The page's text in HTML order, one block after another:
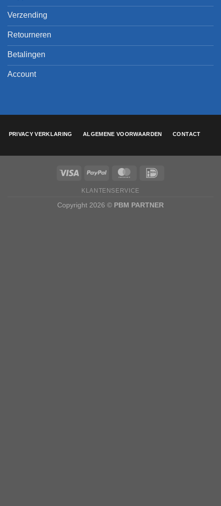
Verzending
Retourneren
Betalingen
Account
PRIVACY VERKLARING ALGEMENE VOORWAARDEN CONTACT
KLANTENSERVICE
Copyright 2026 © PBM PARTNER